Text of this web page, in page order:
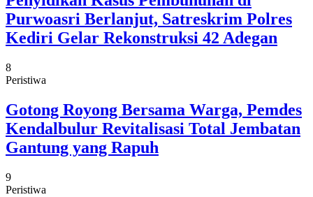
Purwoasri Berlanjut, Satreskrim Polres
Kediri Gelar Rekonstruksi 42 Adegan
8
Peristiwa
Gotong Royong Bersama Warga, Pemdes
Kendalbulur Revitalisasi Total Jembatan
Gantung yang Rapuh
9
Peristiwa